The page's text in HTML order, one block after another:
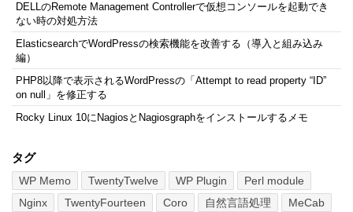
DELLのRemote Management Controllerで仮想コンソールを起動でき
ない時の対処方法
ElasticsearchでWordPressの検索機能を改善する（導入と組み込み
編）
PHP8以降で表示されるWordPressの「Attempt to read property “ID”
on null」を修正する
Rocky Linux 10にNagiosとNagiosgraphをインストールするメモ
タグ
WP Memo TwentyTwelve WP Plugin
Perl module
Nginx
TwentyFourteen Coro 自然言語処理 MeCab